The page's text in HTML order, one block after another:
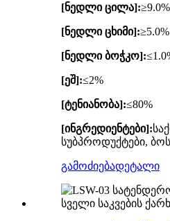
[ნედლი ცილა]:≥9.0%
[ნედლი ცხიმი]:≥5.0%
[ნედლი ბოჭკო]:
[ეშ]:≤2%
[ტენიანობა]:≤80%
[ინგრედიენტები]:
სუბპროდუქტები,
გამოძიებადეტალი